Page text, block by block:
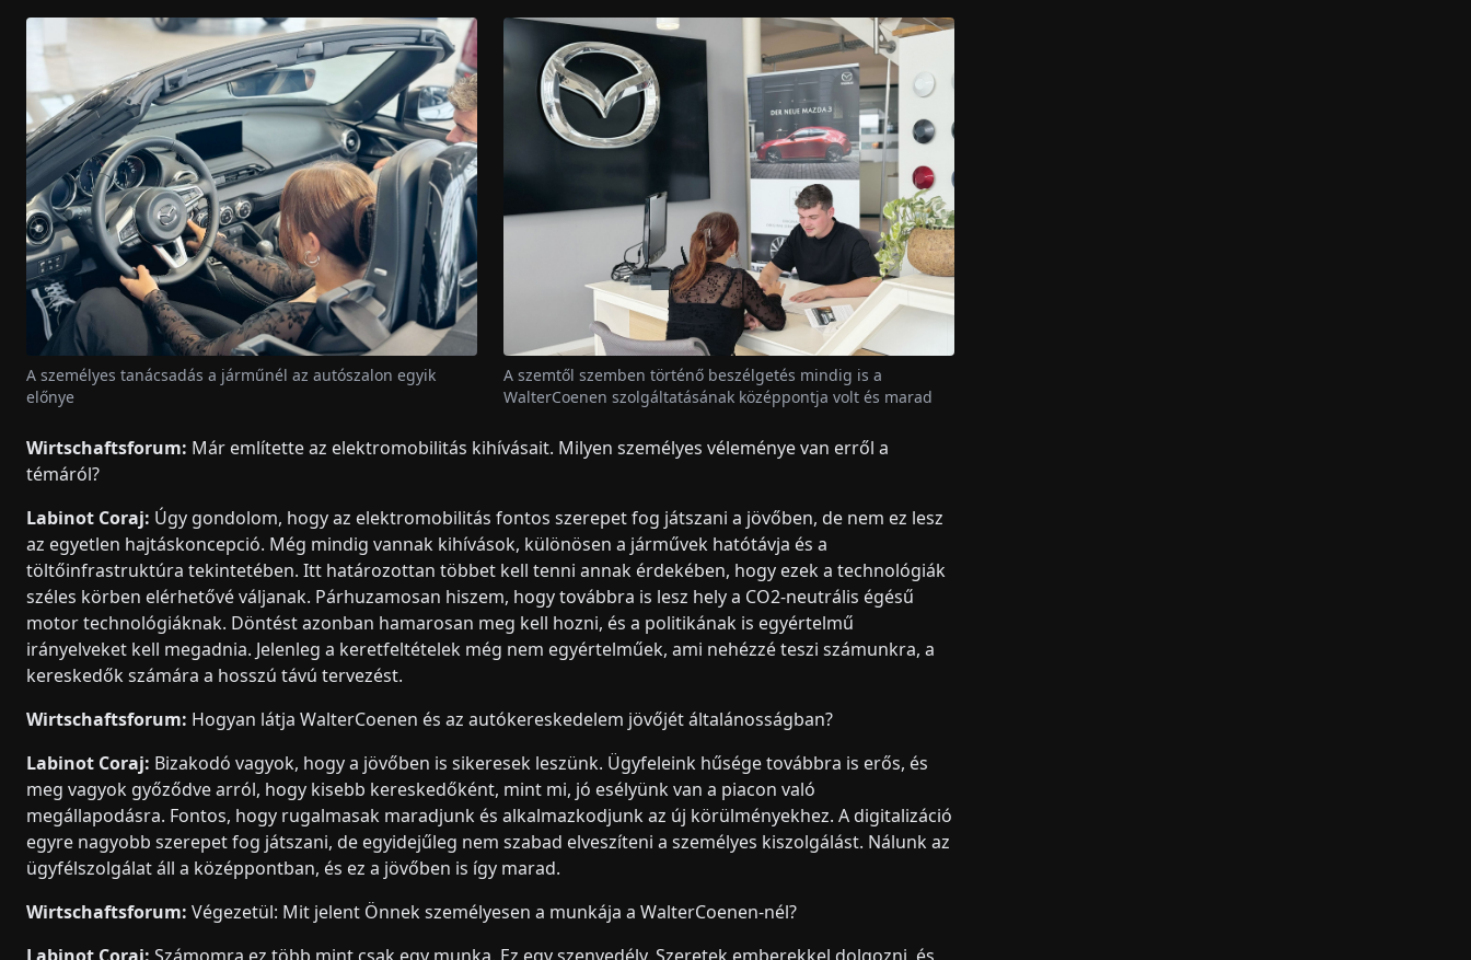
A személyes tanácsadás a járműnél az autószalon egyik
előnye
A szemtől szemben történő beszélgetés mindig is a
WalterCoenen szolgáltatásának középpontja volt és marad
Wirtschaftsforum: Már említette az elektromobilitás kihívásait. Milyen személyes véleménye van erről a
témáról?
Labinot Coraj: Úgy gondolom, hogy az elektromobilitás fontos szerepet fog játszani a jövőben, de nem ez lesz
az egyetlen hajtáskoncepció. Még mindig vannak kihívások, különösen a járművek hatótávja és a
töltőinfrastruktúra tekintetében. Itt határozottan többet kell tenni annak érdekében, hogy ezek a technológiák
széles körben elérhetővé váljanak. Párhuzamosan hiszem, hogy továbbra is lesz hely a CO2-neutrális égésű
motor technológiáknak. Döntést azonban hamarosan meg kell hozni, és a politikának is egyértelmű
irányelveket kell megadnia. Jelenleg a keretfeltételek még nem egyértelműek, ami nehézzé teszi számunkra, a
kereskedők számára a hosszú távú tervezést.
Wirtschaftsforum: Hogyan látja WalterCoenen és az autókereskedelem jövőjét általánosságban?
Labinot Coraj: Bizakodó vagyok, hogy a jövőben is sikeresek leszünk. Ügyfeleink hűsége továbbra is erős, és
meg vagyok győződve arról, hogy kisebb kereskedőként, mint mi, jó esélyünk van a piacon való
megállapodásra. Fontos, hogy rugalmasak maradjunk és alkalmazkodjunk az új körülményekhez. A digitalizáció
egyre nagyobb szerepet fog játszani, de egyidejűleg nem szabad elveszíteni a személyes kiszolgálást. Nálunk az
ügyfélszolgálat áll a középpontban, és ez a jövőben is így marad.
Wirtschaftsforum: Végezetül: Mit jelent Önnek személyesen a munkája a WalterCoenen-nél?